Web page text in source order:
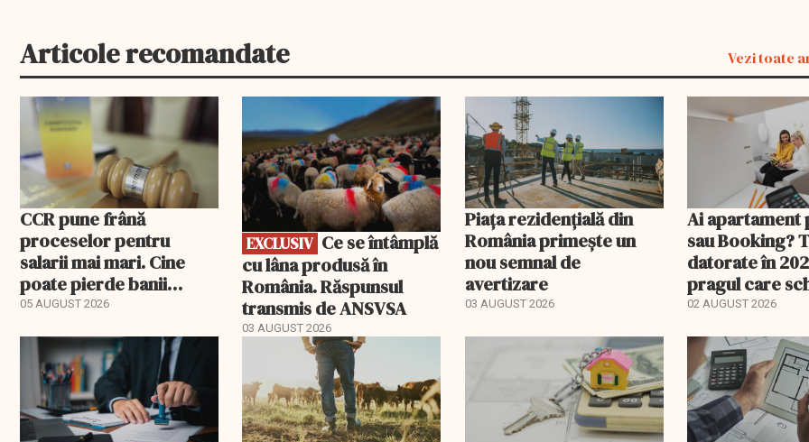
Articole recomandate Vezi toate
CCR pune frână
proceselor pentru
salarii mai mari. Cine
poate pierde banii
ceruți statului
05 AUGUST 2026
EXCLUSIV
EXCLUSIV
cu lâna produsă în
România. Răspunsul
transmis de ANSVSA
03 AUGUST 2026
Piața rezidențială din
România primește un
nou semnal de
avertizare
03 AUGUST 2026
Ai apartament
sau Booking?
datorate în
pragul care
regimul fiscal
02 AUGUST 2026